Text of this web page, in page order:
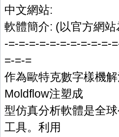
中文網站:
軟體簡介: (以官方網站
-=-=-=-=-=-=-=-=-=-=-
=-=-=
作為歐特克數字樣機
Moldflow注塑成
型仿真分析軟體是全
工具。利用